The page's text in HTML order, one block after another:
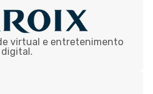
virtual e entretenimento
digital.